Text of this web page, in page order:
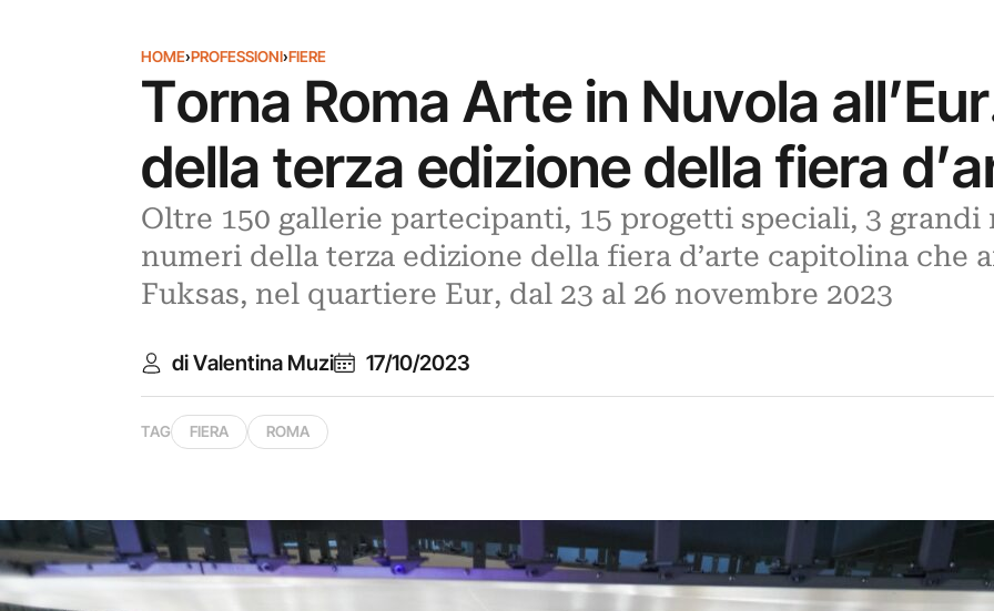
HOME›PROFESSIONI›FIERE
Torna Roma Arte in Nuvola
della terza edizione della fiera
Oltre 150 gallerie partecipanti, 15 progetti speciali, 3 grandi
numeri della terza edizione della fiera d’arte capitolina che
Fuksas, nel quartiere Eur, dal 23 al 26 novembre 2023
di Valentina Muzi 17/10/2023
TAG FIERA ROMA